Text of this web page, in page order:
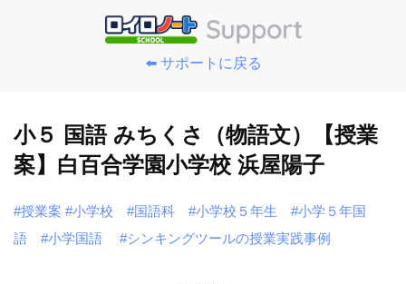
⬅️ サポートに戻る
小５ 国語 みちくさ（物語文）【授業
案】白百合学園小学校 浜屋陽子
#授業案 #小学校 #国語科 #小学校５年生
#小学５年国
語
#小学国語 #シンキングツールの授業実践事例